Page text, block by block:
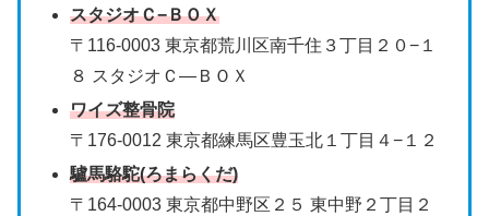
スタジオＣ−ＢＯＸ
〒116-0003 東京都荒川区南千住３丁目２０−１
８ スタジオＣ―ＢＯＸ
ワイズ整骨院
〒176-0012 東京都練馬区豊玉北１丁目４−１２
驢馬駱駝(ろまらくだ)
〒164-0003 東京都中野区２５ 東中野２丁目２